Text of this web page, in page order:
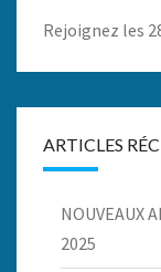
Rejoignez les
ARTICLES
NOUVEAUX
2025